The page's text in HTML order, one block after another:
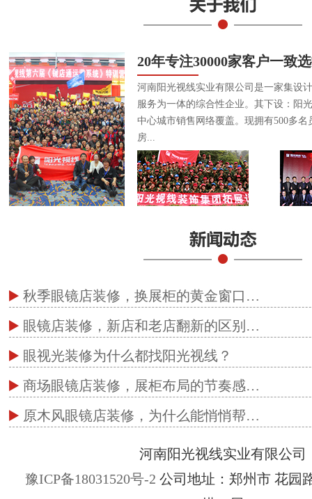
20年专注30000家客户一致
河南阳光视线实业有限公司是一家集设
服务为一体的综合性企业。其下设：阳
中心城市销售网络覆盖。现拥有500多
房...
秋季眼镜店装修，换展柜的黄金窗口…
眼镜店装修，新店和老店翻新的区别…
眼视光装修为什么都找阳光视线？
商场眼镜店装修，展柜布局的节奏感…
原木风眼镜店装修，为什么能悄悄帮…
河南阳光视线实业有限公司
豫ICP备18031520号-2 公司地址：郑州市 花园